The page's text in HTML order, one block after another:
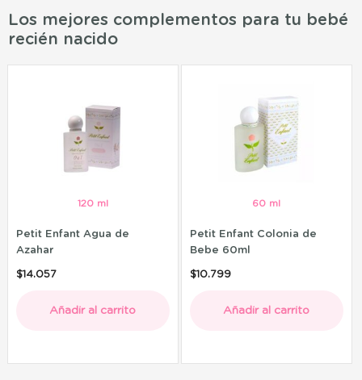
Los mejores complementos para tu bebé
recién nacido
120 ml
Petit Enfant Agua de
Azahar
$14.057
Añadir al carrito
60 ml
Petit Enfant Colonia de
Bebe 60ml
$10.799
Añadir al carrito